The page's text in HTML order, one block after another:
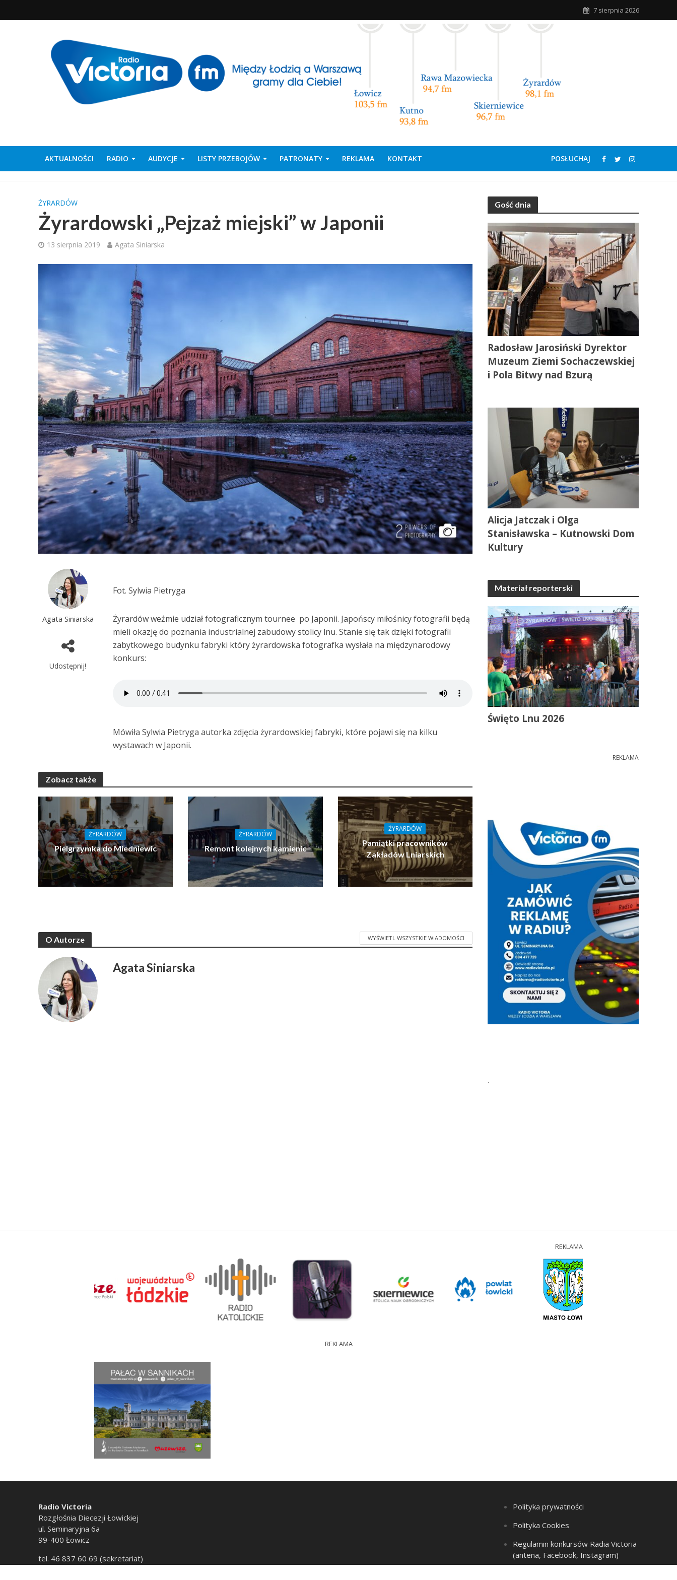
7 sierpnia 2026
AKTUALNOŚCI RADIO AUDYCJE LISTY PRZEBOJÓW PATRONATY REKLAMA KONTAKT POSŁUCHAJ
ŻYRARDÓW
Żyrardowski „Pejzaż miejski” w Japonii
13 sierpnia 2019 Agata Siniarska
Agata Siniarska
Udostępnij!
Fot. Sylwia Pietryga
Żyrardów weźmie udział fotograficznym tournee po Japonii. Japońscy miłośnicy fotografii będą
mieli okazję do poznania industrialnej zabudowy stolicy lnu. Stanie się tak dzięki fotografii
zabytkowego budynku fabryki który żyrardowska fotografka wysłała na międzynarodowy
konkurs:
Mówiła Sylwia Pietryga autorka zdjęcia żyrardowskiej fabryki, które pojawi się na kilku
wystawach w Japonii.
Zobacz także
ŻYRARDÓW
Pielgrzymka do Miedniewic
ŻYRARDÓW
Remont kolejnych kamienic
ŻYRARDÓW
Pamiątki pracowników
Zakładów Lniarskich
O Autorze WYŚWIETL WSZYSTKIE WIADOMOŚCI
Agata Siniarska
Gość dnia
Radosław Jarosiński Dyrektor
Muzeum Ziemi Sochaczewskiej
i Pola Bitwy nad Bzurą
Alicja Jatczak i Olga
Stanisławska – Kutnowski Dom
Kultury
Materiał reporterski
Święto Lnu 2026
REKLAMA
.
REKLAMA
REKLAMA
Radio Victoria
Rozgłośnia Diecezji Łowickiej
ul. Seminaryjna 6a
99-400 Łowicz
tel. 46 837 60 69 (sekretariat)
Polityka prywatności
Polityka Cookies
Regulamin konkursów Radia Victoria
(antena, Facebook, Instagram)